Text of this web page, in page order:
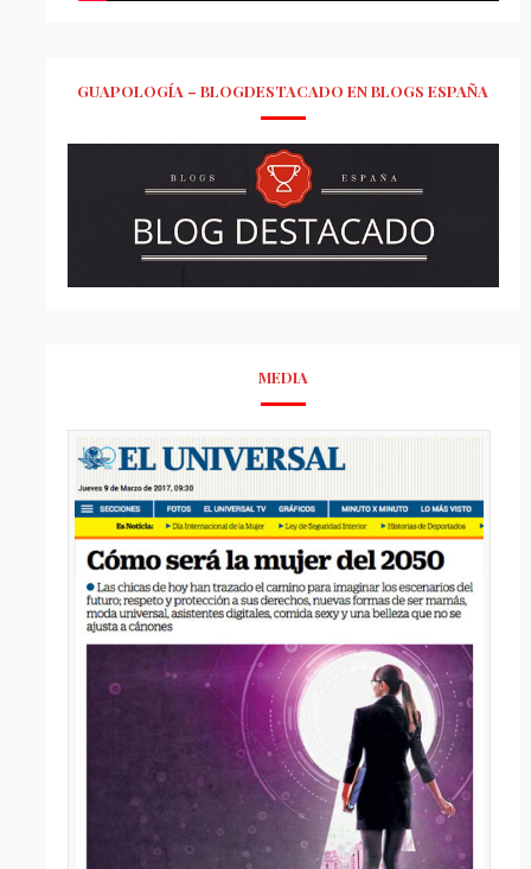
GUAPOLOGÍA – BLOGDESTACADO EN BLOGS ESPAÑA
MEDIA